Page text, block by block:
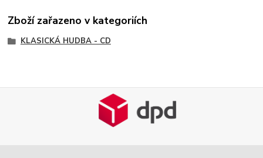
Zboží zařazeno v kategoriích
KLASICKÁ HUDBA - CD